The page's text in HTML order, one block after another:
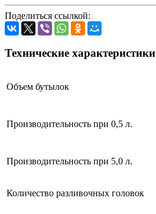
Поделиться ссылкой:
Технические характеристики
Объем бутылок
Производительность при 0,5 л.
Производительность при 5,0 л.
Количество разливочных головок